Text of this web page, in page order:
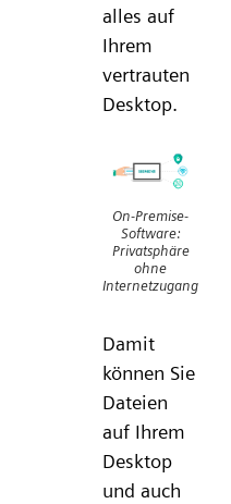
alles auf
Ihrem
vertrauten
Desktop.
On-Premise-
Software:
Privatsphäre
ohne
Internetzugang
Damit
können Sie
Dateien
auf Ihrem
Desktop
und auch